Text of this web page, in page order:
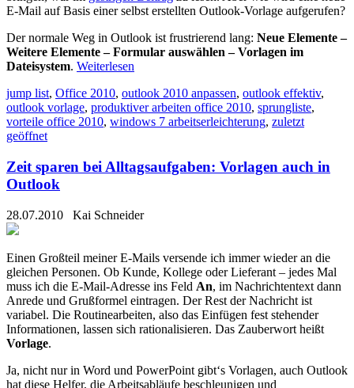
E-Mail auf Basis einer selbst erstellten Outlook-Vorlage aufgerufen?
Der normale Weg in Outlook ist frustrierend lang: Neue Elemente –
Weitere Elemente – Formular auswählen – Vorlagen im
Dateisystem. Weiterlesen
jump list, Office 2010, outlook 2010 anpassen, outlook effektiv,
outlook vorlage, produktiver arbeiten office 2010, sprungliste,
vorteile office 2010, windows 7 arbeitserleichterung, zuletzt
geöffnet
Zeit sparen bei Alltagsaufgaben: Vorlagen auch in
Outlook
28.07.2010 Kai Schneider
Einen Großteil meiner E-Mails versende ich immer wieder an die
gleichen Personen. Ob Kunde, Kollege oder Lieferant – jedes Mal
muss ich die E-Mail-Adresse ins Feld An, im Nachrichtentext dann
Anrede und Grußformel eintragen. Der Rest der Nachricht ist
variabel. Die Routinearbeiten, also das Einfügen fest stehender
Informationen, lassen sich rationalisieren. Das Zauberwort heißt
Vorlage.
Ja, nicht nur in Word und PowerPoint gibt‘s Vorlagen, auch Outlook
hat diese Helfer, die Arbeitsabläufe beschleunigen und